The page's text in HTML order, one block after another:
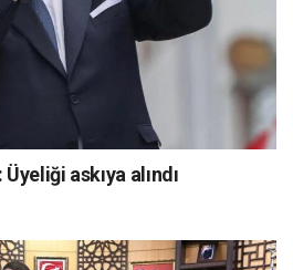
Üyeliği askıya alındı